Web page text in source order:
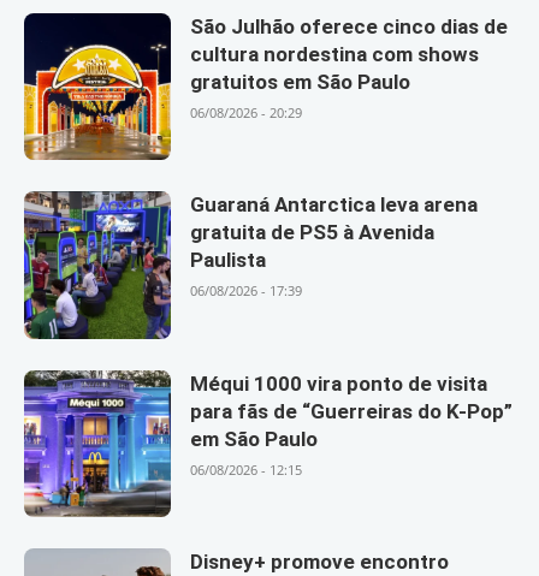
São Julhão oferece cinco dias de
cultura nordestina com shows
gratuitos em São Paulo
06/08/2026 - 20:29
Guaraná Antarctica leva arena
gratuita de PS5 à Avenida
Paulista
06/08/2026 - 17:39
Méqui 1000 vira ponto de visita
para fãs de “Guerreiras do K-Pop”
em São Paulo
06/08/2026 - 12:15
Disney+ promove encontro